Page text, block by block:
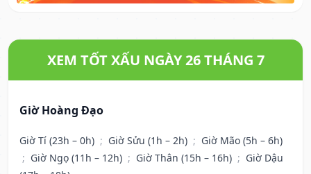
XEM TỐT XẤU NGÀY 26 THÁNG 7
Giờ Hoàng Đạo
Giờ Tí (23h – 0h) ; Giờ Sửu (1h – 2h) ; Giờ Mão (5h – 6h)
; Giờ Ngọ (11h – 12h) ; Giờ Thân (15h – 16h) ; Giờ Dậu